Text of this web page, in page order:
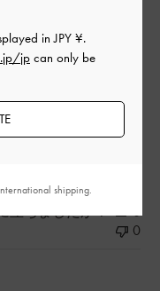
立ちましたか？
0
0
inJPY ¥.
jpcan only be
shipping.